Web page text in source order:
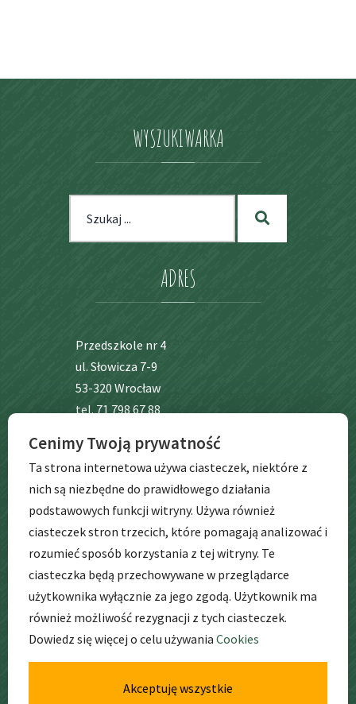
WYSZUKIWARKA
dla:
ADRES
Przedszkole nr 4
ul. Słowicza 7-9
53-320 Wrocław
tel. 71 798 67 88
BIP
GODZINYPRACY
Cenimy Twoją prywatność
Ta strona internetowa używa ciasteczek, niektóre z
nich są niezbędne do prawidłowego działania
podstawowych funkcji witryny. Używa również
ciasteczek stron trzecich, które pomagają analizować i
rozumieć sposób korzystania z tej witryny. Te
ciasteczka będą przechowywane w przeglądarce
użytkownika wyłącznie za jego zgodą. Użytkownik ma
również możliwość rezygnacji z tych ciasteczek.
Dowiedz się więcej o celu używania Cookies
Akceptuję wszystkie